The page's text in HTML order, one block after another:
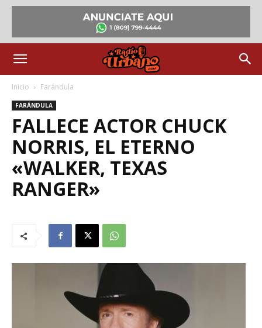
Inicio Farándula
FARÁNDULA
FALLECE ACTOR CHUCK
NORRIS, EL ETERNO
«WALKER, TEXAS
RANGER»